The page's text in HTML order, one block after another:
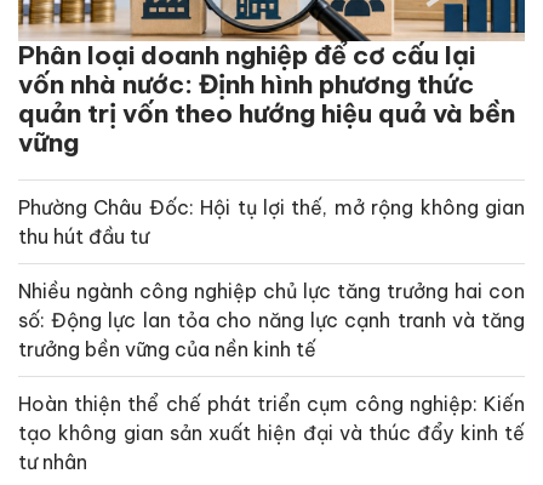
Phân loại doanh nghiệp để cơ cấu lại
vốn nhà nước: Định hình phương thức
quản trị vốn theo hướng hiệu quả và bền
vững
Phường Châu Đốc: Hội tụ lợi thế, mở rộng không gian
thu hút đầu tư
Nhiều ngành công nghiệp chủ lực tăng trưởng hai con
số: Động lực lan tỏa cho năng lực cạnh tranh và tăng
trưởng bền vững của nền kinh tế
Hoàn thiện thể chế phát triển cụm công nghiệp: Kiến
tạo không gian sản xuất hiện đại và thúc đẩy kinh tế
tư nhân